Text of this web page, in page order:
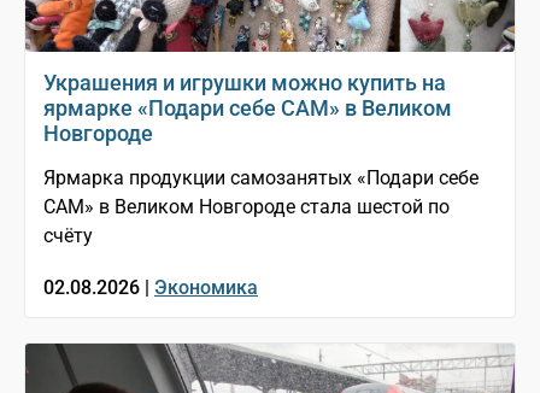
Украшения и игрушки можно купить на
ярмарке «Подари себе САМ» в Великом
Новгороде
Ярмарка продукции самозанятых «Подари себе
САМ» в Великом Новгороде стала шестой по
счёту
02.08.2026 | Экономика